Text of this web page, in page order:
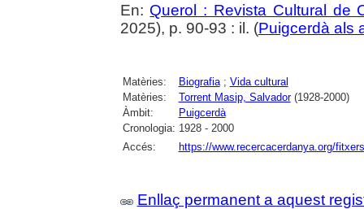
En: Querol : Revista Cultural de
2025), p. 90-93 : il. (Puigcerdà als
Matèries: Biografia; Vida cultural
Matèries:
Torrent Masip, Salvador(1928-2000)
Àmbit:
Puigcerdà
Cronologia: 1928 - 2000
Accés:
https://www.recercacerdanya.org/
Enllaç permanent a aquest